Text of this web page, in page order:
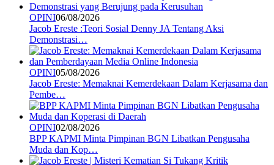
OPINI06/08/2026
Jacob Ereste :Teori Sosial Denny JA Tentang Aksi
Demonstrasi…
OPINI05/08/2026
Jacob Ereste: Memaknai Kemerdekaan Dalam Kerjasama dan
Pembe…
OPINI02/08/2026
BPP KAPMI Minta Pimpinan BGN Libatkan Pengusaha
Muda dan Kop…